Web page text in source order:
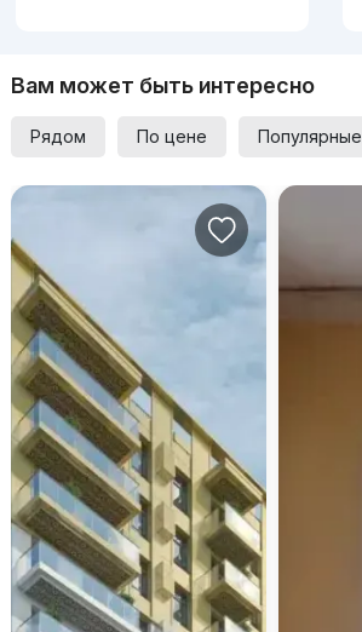
Вам может быть интересно
Рядом По цене Популярные